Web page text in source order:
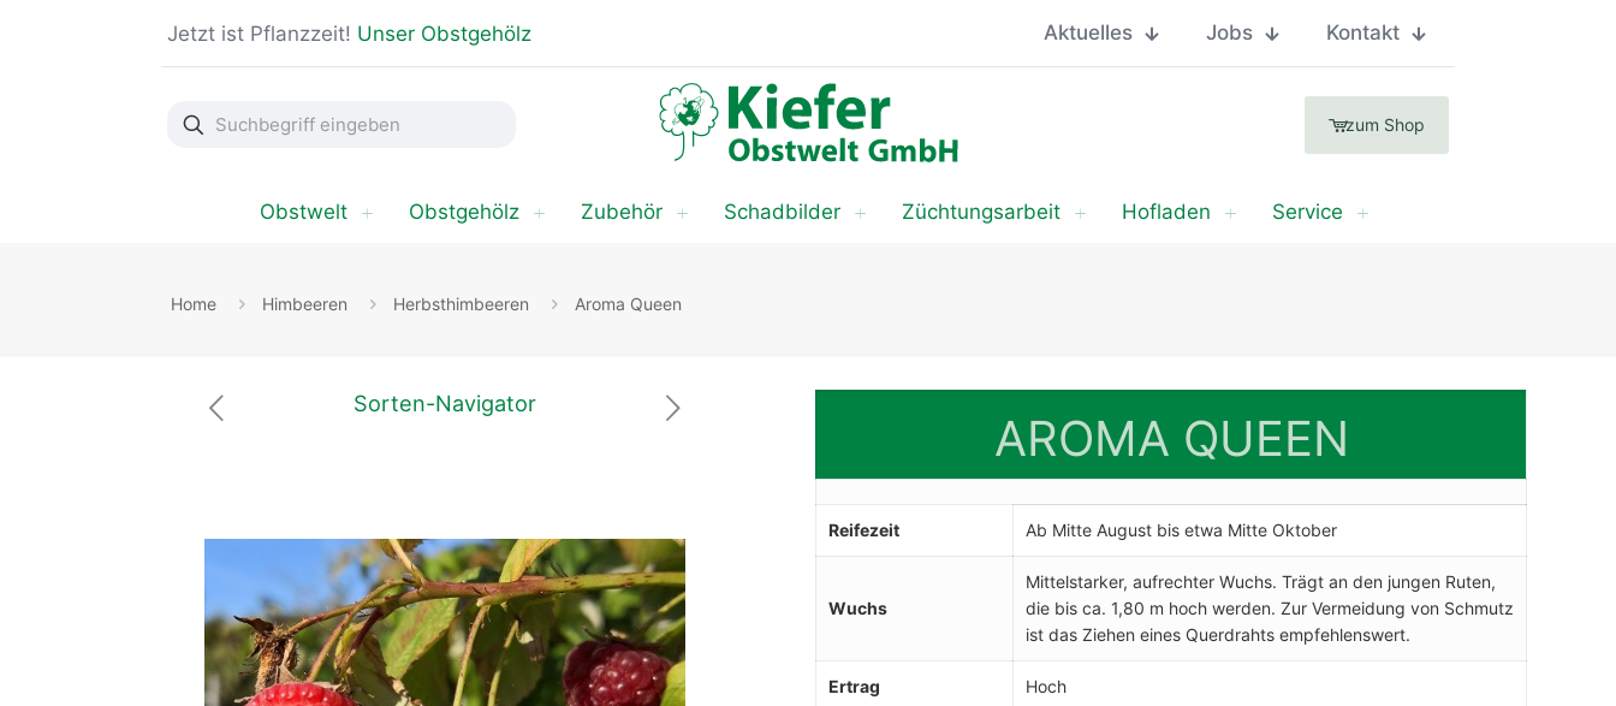
Jetzt ist Pflanzzeit! Unser Obstgehölz Aktuelles Jobs Kontakt
Suchbegriff
eingeben
zum Shop
Obstwelt Obstgehölz Zubehör Schadbilder Züchtungsarbeit Hofladen Service
Home Himbeeren Herbsthimbeeren Aroma Queen
Sorten-Navigator
AROMA QUEEN
Reifezeit Ab Mitte August bis etwa Mitte Oktober
Wuchs
Mittelstarker, aufrechter Wuchs. Trägt an den jungen Ruten,
die bis ca. 1,80 m hoch werden. Zur Vermeidung von Schmutz
ist das Ziehen eines Querdrahts empfehlenswert.
Ertrag Hoch